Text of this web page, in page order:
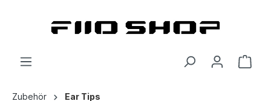
Zubehör Ear Tips